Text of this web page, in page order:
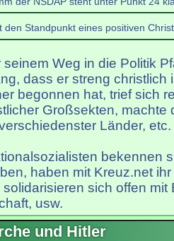
den Standpunkt eines positiven
Weg in die Politik
dass er streng christlich
begonnen hat, trief sich
Großsekten, machte
Länder, etc.
bekennen
haben mit Kreuz.net
sich offen mit
usw.
und Hitler